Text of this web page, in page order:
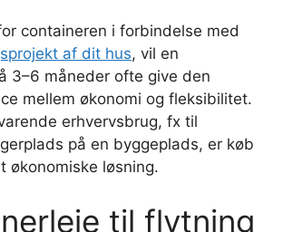
containeren i forbindelse med
af dit hus, vil en
3–6 måneder ofte give den
mellem økonomi og fleksibilitet.
erhvervsbrug, fx til
på en byggeplads, er køb
økonomiske løsning.
til flytning